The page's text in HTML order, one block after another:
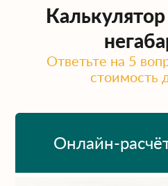
Ответьте на 5
стоимость
Онлайн-